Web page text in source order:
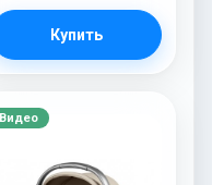
Купить
Видео